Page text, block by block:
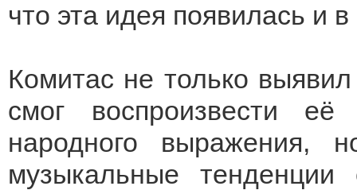
что эта идея появилась и
Комитас не только
смог воспроизвести
народного
музыкальные